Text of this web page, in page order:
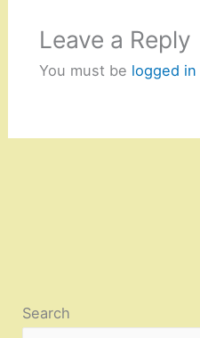
Leave a Reply
You must be logged in
Search